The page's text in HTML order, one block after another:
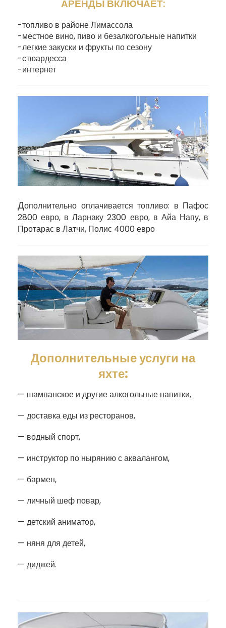
АРЕНДЫ ВКЛЮЧАЕТ:
-топливо в районе Лимассола
-местное вино, пиво и безалкогольные напитки
-легкие закуски и фрукты по сезону
-стюардесса
-интернет
Дополнительно оплачивается топливо: в Пафос
2800 евро, в Ларнаку 2300 евро, в Айа Напу, в
Протарас в Латчи, Полис 4000 евро
Дополнительные услуги на
яхте:
— шампанское и другие алкогольные напитки,
— доставка еды из ресторанов,
— водный спорт,
— инструктор по нырянию с аквалангом,
— бармен,
— личный шеф повар,
— детский аниматор,
— няня для детей,
— диджей.